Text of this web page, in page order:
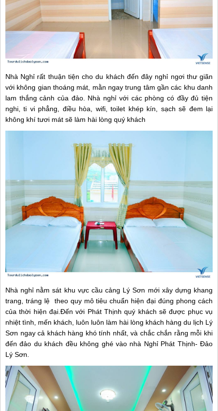
Nhà Nghỉ rất thuận tiện cho du khách đến đây nghỉ ngơi thư giãn
với không gian thoáng mát, mằn ngay trung tâm gần các khu danh
lam thắng cảnh của đảo. Nhà nghỉ với các phòng có đầy đủ tiện
nghi, ti vi phẳng, điều hòa, wifi, toilet khép kín, sạch sẽ đem lại
không khí tươi mát sẽ làm hài lòng quý khách
Nhà nghỉ nằm sát khu vực cầu cảng Lý Sơn mới xây dựng khang
trang, tráng lệ theo quy mô tiêu chuẩn hiện đại đúng phong cách
của thời hiện đại.Đến với Phát Thịnh quý khách sẽ được phục vụ
nhiệt tình, mến khách, luôn luôn làm hài lòng khách hàng du lịch Lý
Sơn ngay cả khách hàng khó tính nhất, và chắc chắn rằng mỗi khi
đến đảo du khách đều không ghé vào nhà Nghỉ Phát Thịnh- Đảo
Lý Sơn.